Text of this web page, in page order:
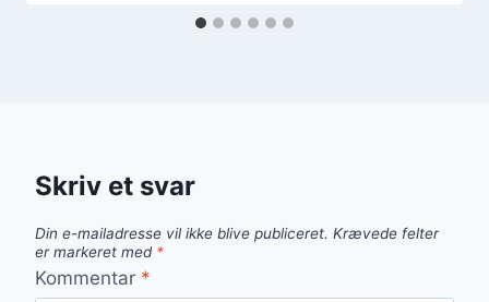
Skriv et svar
Din e-mailadresse vil ikke blive publiceret. Krævede felter
er markeret med *
Kommentar *